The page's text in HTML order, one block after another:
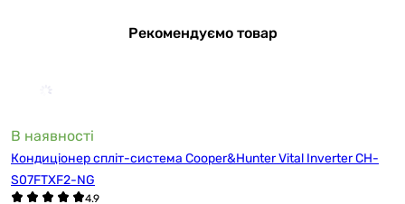
Рекомендуємо товар
В наявності
Кондиціонер спліт-система Cooper&Hunter Vital Inverter CH-
S07FTXF2-NG